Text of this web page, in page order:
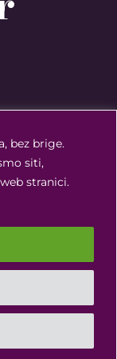
bez brige.
siti,
stranici.